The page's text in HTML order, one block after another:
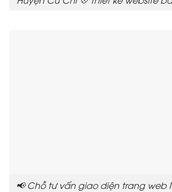
📢 Chỗ tư vấn giao diện trang